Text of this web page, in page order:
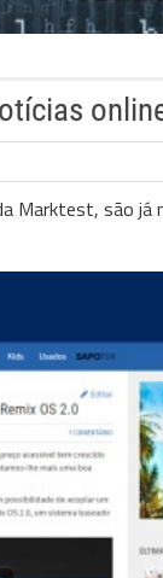
Marktest, são já